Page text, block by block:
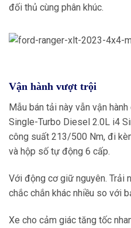
đối thủ cùng phân khúc.
Vận hành vượt trội
Mẫu bán tải này vẫn vận
Single-Turbo Diesel 2.0L i4
công suất 213/500 Nm, đi
và hộp số tự động 6 cấp.
Với động cơ giữ nguyên. Trải
chắc chắn khác nhiều so với
Xe cho cảm giác tăng tốc